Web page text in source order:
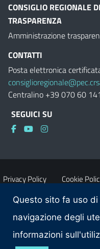
CONSIGLIO REGIONALE
TRASPARENZA
Amministrazione
CONTATTI
Posta elettronica
Centralino +39 070 60 141
SEGUICI SU
Privacy Policy Cookie
Accessibilità
Obiettivi di accessibilità
Questo sito fa uso
navigazione degli
informazioni